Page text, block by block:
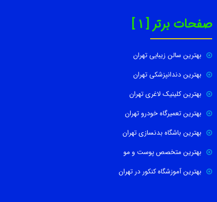
صفحات برتر [ 1 ]
بهترین سالن زیبایی تهران
بهترین دندانپزشکی تهران
بهترین کلینیک لاغری تهران
بهترین تعمیرگاه خودرو تهران
بهترین باشگاه بدنسازی تهران
بهترین متخصص پوست و مو
بهترین آموزشگاه کنکور در تهران